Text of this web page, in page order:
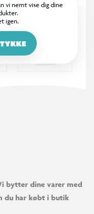
vi nemt vise dig dine
igen.
bytter dine varer med
du har købt i butik